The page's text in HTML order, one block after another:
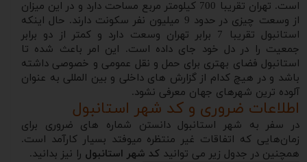
است. تهران تقریبا 700 کیلومتر مربع مساحت دارد و در این میزان
از وسعت چیزی در حدود 9 میلیون نفر سکونت دارند. حال اینکه
استانبول تقریبا 7 برابر تهران وسعت دارد و کمتر از دو برابر
جمعیت را در دل خود جای داده است. این امر باعث شده تا
استانبول فضای بهتری برای حمل و نقل عمومی و خصوصی داشته
باشد و در هیچ کدام از گزارش های داخلی و بین المللی به عنوان
آلوده ترین شهرهای جهان معرفی نشود.
اطلاعات ضروری و کد شهر استانبول
در سفر به شهر استانبول دانستن شماره های ضروری برای
زمان‌هایی که اتفاقات غیر منتظره میوفتد بسیار کارآمد است.
همچنین در جدول زیر می توانید کد شهر استانبول را نیز بدانید.